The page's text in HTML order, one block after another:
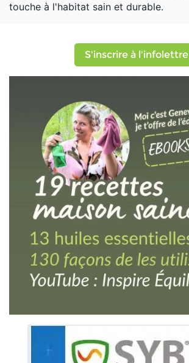
touche à l'habitat sain et durable.
S'inscrire à l'infolettre